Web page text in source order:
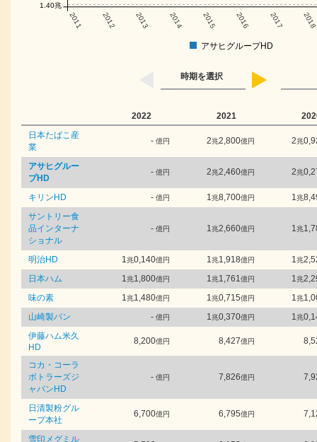
2011 2012 2013 2014 2015 2016 2017 2018
1.40兆
アサヒグループHD
時期を選択
2022 2021
日本たばこ産
業
- 億円 2兆2,800億円 2兆
アサヒグルー
プHD
- 億円 2兆2,460億円 2兆
キリンHD - 億円 1兆8,700億円 1兆
サントリー食
品インターナ
ショナル
- 億円 1兆2,660億円 1兆
明治HD 1兆0,140億円 1兆1,918億円 1兆
日本ハム
1兆1,800億円 1兆1,761億円 1兆
味の素
1兆1,480億円 1兆0,715億円 1兆
山崎製パン
- 億円 1兆0,370億円 1兆
伊藤ハム米久
HD
8,200億円 8,427億円
コカ・コーラ
ボトラーズジ
ャパンHD
- 億円 7,826億円
日清製粉グル
ープ本社
6,700億円 6,795億円
雪印メグミル